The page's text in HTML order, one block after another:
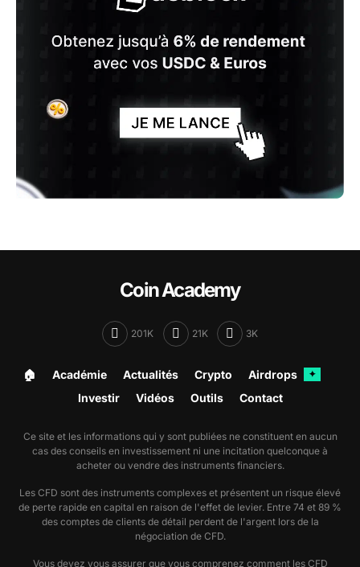
Coin Academy
201K 21K 3K
🏠︎ Académie Actualités Crypto Airdrops ✦
Investir Vidéos Outils Contact
Ce site et les informations qui y sont publiées ne constituent en aucun
cas des conseils en investissement ni une incitation quelconque à
acheter ou vendre des instruments financiers.
Les CFD sont des instruments complexes et présentent un risque élevé
de perte rapide en capital en raison de l'effet de levier. Entre 74 et 89 %
des comptes de clients de détail perdent de l'argent lors de la
négociation de CFD.
Vous devez vous assurer que vous comprenez comment les CFD